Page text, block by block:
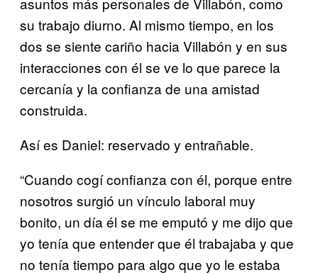
su trabajo diurno. Al mismo tiempo, en los
dos se siente cariño hacia Villabón y en sus
interacciones con él se ve lo que parece la
cercanía y la confianza de una amistad
construida.
Así es Daniel: reservado y entrañable.
“Cuando cogí confianza con él, porque entre
nosotros surgió un vínculo laboral muy
bonito, un día él se me emputó y me dijo que
yo tenía que entender que él trabajaba y que
no tenía tiempo para algo que yo le estaba